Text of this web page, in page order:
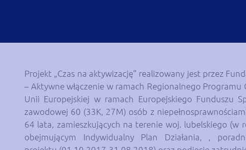
Projekt „Czas na aktywizację” realizowany jest przez
– Aktywne włączenie w ramach Regionalnego
Unii Europejskiej w ramach Europejskiego Funduszu
zawodowej 60 (33K, 27M) osób z
64 lata, zamieszkujących na terenie woj. lubelskiego (w
obejmującym Indywidualny Plan Działania, ,